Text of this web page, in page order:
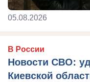
05.08.2026
В России
Новости СВО:
Киевской